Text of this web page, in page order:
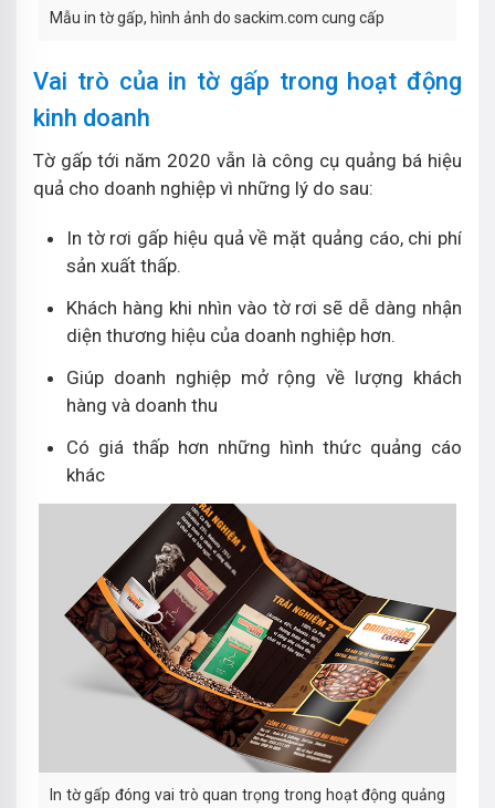
Mẫu in tờ gấp, hình ảnh do sackim.com cung cấp
Vai trò của in tờ gấp trong hoạt động
kinh doanh
Tờ gấp tới năm 2020 vẫn là công cụ quảng bá hiệu
quả cho doanh nghiệp vì những lý do sau:
In tờ rơi gấp hiệu quả về mặt quảng cáo, chi phí
sản xuất thấp.
Khách hàng khi nhìn vào tờ rơi sẽ dễ dàng nhận
diện thương hiệu của doanh nghiệp hơn.
Giúp doanh nghiệp mở rộng về lượng khách
hàng và doanh thu
Có giá thấp hơn những hình thức quảng cáo
khác
In tờ gấp đóng vai trò quan trọng trong hoạt động quảng